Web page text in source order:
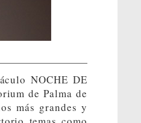
NOCHE DE
de Palma de
más grandes y